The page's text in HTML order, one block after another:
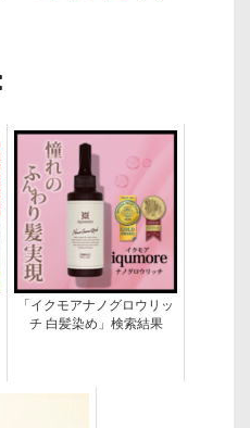
「イクモアナノグロウリッ
チ 白髪染め」検索結果